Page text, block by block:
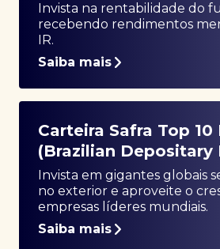
Invista na rentabilidade do
recebendo rendimentos
IR.
Saiba mais
Carteira Safra Top 10
(Brazilian Depositary
Invista em gigantes globais
no exterior e aproveite o
empresas líderes mundiais.
Saiba mais